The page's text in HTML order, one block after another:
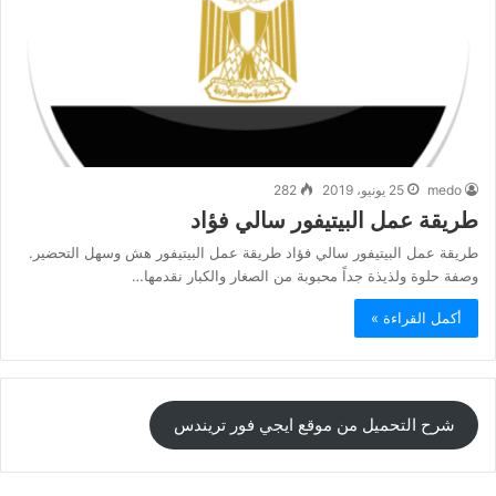
medo 25 يونيو، 2019 282
طريقة عمل البيتيفور سالي فؤاد
طريقة عمل البيتيفور سالي فؤاد طريقة عمل البيتيفور هش وسهل التحضير.
وصفة حلوة ولذيذة جداً محبوبة من الصغار والكبار نقدمها…
أكمل القراءة »
شرح التحميل من موقع ايجي فور تريندس